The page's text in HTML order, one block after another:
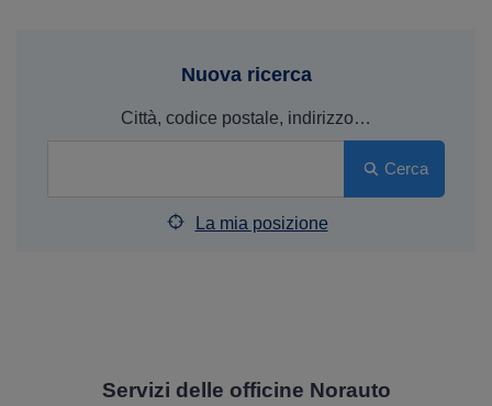
Nuova ricerca
Città, codice postale, indirizzo…
Cerca
La mia posizione
Servizi delle officine Norauto